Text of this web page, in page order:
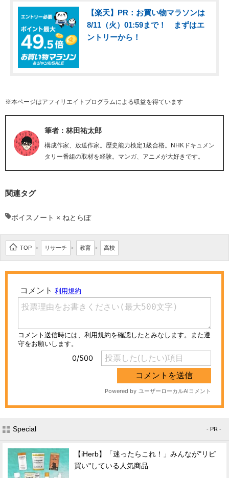
【楽天】PR：お買い物マラソンは
8/11（火）01:59まで！ まずはエ
ントリーから！
※本ページはアフィリエイトプログラムによる収益を得ています
筆者：林田祐太郎
構成作家、放送作家。歴史能力検定1級合格。NHKドキュメン
タリー番組の取材を経験。マンガ、アニメが大好きです。
関連タグ
ボイスノート × ねとらぼ
TOP > リサーチ > 教育 > 高校
Special - PR -
【iHerb】「迷ったらこれ！」みんなが"リピ
買い"している人気商品